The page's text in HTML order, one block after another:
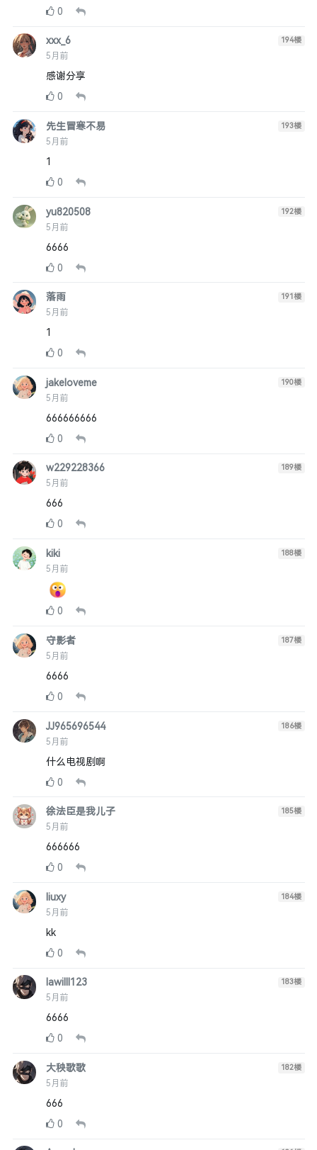
0
xxx_6
5月前
194楼
感谢分享
0
先生冒寒不易
5月前
193楼
1
0
yu820508
5月前
192楼
6666
0
落雨
5月前
191楼
1
0
jakeloveme
5月前
190楼
666666666
0
w229228366
5月前
189楼
666
0
kiki
5月前
188楼
0
守影者
5月前
187楼
6666
0
JJ965696544
5月前
186楼
什么电视剧啊
0
徐法臣是我儿子
5月前
185楼
666666
0
liuxy
5月前
184楼
kk
0
lawilll123
5月前
183楼
6666
0
大秧歌歌
5月前
182楼
666
0